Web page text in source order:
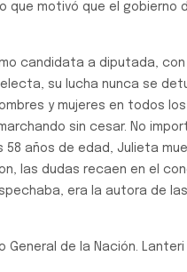
que motivó que el
candidata a diputada,
su lucha nunca se
y mujeres en todos los
sin cesar. No
58 años de edad, Julieta
las dudas recaen en el
era la autora de
General de la Nación.